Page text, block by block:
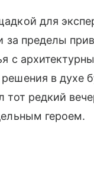
для
за пределы
с
в духе
редкий
героем.